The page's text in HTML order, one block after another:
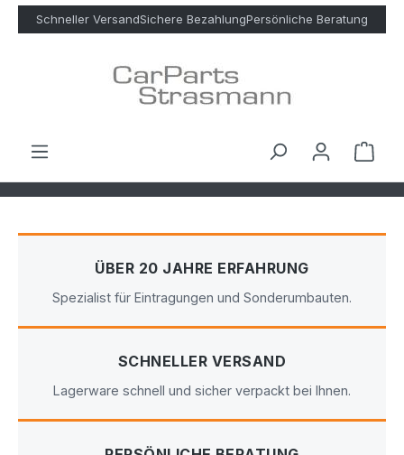
Zum Hauptinhalt springen
Schneller VersandSichere BezahlungPersönliche Beratung
ÜBER 20 JAHRE ERFAHRUNG
Spezialist für Eintragungen und Sonderumbauten.
SCHNELLER VERSAND
Lagerware schnell und sicher verpackt bei Ihnen.